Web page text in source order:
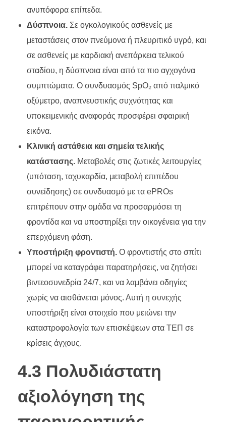
ανυπόφορα επίπεδα.
Δύσπνοια. Σε ογκολογικούς ασθενείς με
μεταστάσεις στον πνεύμονα ή πλευριτικό υγρό, και
σε ασθενείς με καρδιακή ανεπάρκεια τελικού
σταδίου, η δύσπνοια είναι από τα πιο αγχογόνα
συμπτώματα. Ο συνδυασμός SpO₂ από παλμικό
οξύμετρο, αναπνευστικής συχνότητας και
υποκειμενικής αναφοράς προσφέρει σφαιρική
εικόνα.
Κλινική αστάθεια και σημεία τελικής
κατάστασης. Μεταβολές στις ζωτικές λειτουργίες
(υπόταση, ταχυκαρδία, μεταβολή επιπέδου
συνείδησης) σε συνδυασμό με τα ePROs
επιτρέπουν στην ομάδα να προσαρμόσει τη
φροντίδα και να υποστηρίξει την οικογένεια για την
επερχόμενη φάση.
Υποστήριξη φροντιστή. Ο φροντιστής στο σπίτι
μπορεί να καταγράφει παρατηρήσεις, να ζητήσει
βιντεοσυνεδρία 24/7, και να λαμβάνει οδηγίες
χωρίς να αισθάνεται μόνος. Αυτή η συνεχής
υποστήριξη είναι στοιχείο που μειώνει την
καταστροφολογία των επισκέψεων στα ΤΕΠ σε
κρίσεις άγχους.
4.3 Πολυδιάστατη
αξιολόγηση της